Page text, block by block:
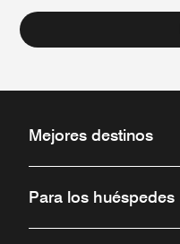
Mejores destinos
Para los huéspedes